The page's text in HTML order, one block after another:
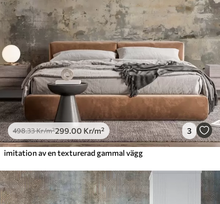
Premiumvinyl
725.00 435.00Kr/m²
Peel and Stick
900.00540.00Kr/m²
498.33Kr/m²299 .00 Kr/m² 3
imitation av en texturerad gammal vägg